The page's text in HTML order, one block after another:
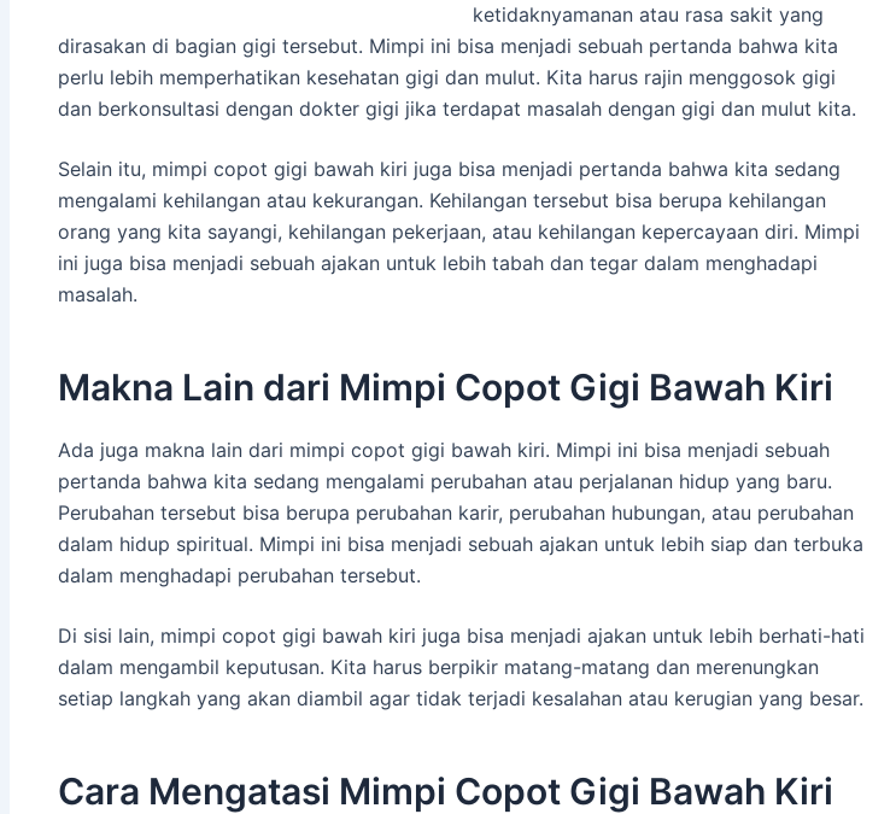
ketidaknyamanan atau rasa sakit yang
dirasakan di bagian gigi tersebut. Mimpi ini bisa menjadi sebuah pertanda bahwa kita
perlu lebih memperhatikan kesehatan gigi dan mulut. Kita harus rajin menggosok gigi
dan berkonsultasi dengan dokter gigi jika terdapat masalah dengan gigi dan mulut kita.
Selain itu, mimpi copot gigi bawah kiri juga bisa menjadi pertanda bahwa kita sedang
mengalami kehilangan atau kekurangan. Kehilangan tersebut bisa berupa kehilangan
orang yang kita sayangi, kehilangan pekerjaan, atau kehilangan kepercayaan diri. Mimpi
ini juga bisa menjadi sebuah ajakan untuk lebih tabah dan tegar dalam menghadapi
masalah.
Makna Lain dari Mimpi Copot Gigi Bawah Kiri
Ada juga makna lain dari mimpi copot gigi bawah kiri. Mimpi ini bisa menjadi sebuah
pertanda bahwa kita sedang mengalami perubahan atau perjalanan hidup yang baru.
Perubahan tersebut bisa berupa perubahan karir, perubahan hubungan, atau perubahan
dalam hidup spiritual. Mimpi ini bisa menjadi sebuah ajakan untuk lebih siap dan terbuka
dalam menghadapi perubahan tersebut.
Di sisi lain, mimpi copot gigi bawah kiri juga bisa menjadi ajakan untuk lebih berhati-hati
dalam mengambil keputusan. Kita harus berpikir matang-matang dan merenungkan
setiap langkah yang akan diambil agar tidak terjadi kesalahan atau kerugian yang besar.
Cara Mengatasi Mimpi Copot Gigi Bawah Kiri